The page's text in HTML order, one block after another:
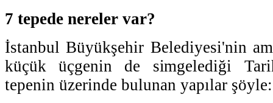
7 tepede nereler var?
İstanbul Büyükşehir Belediyesi'nin
küçük üçgenin de simgelediği
tepenin üzerinde bulunan yapılar şöyle: